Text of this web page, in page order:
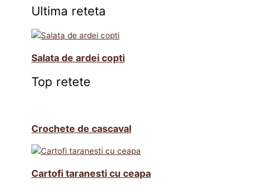
Ultima reteta
Salata de ardei copti
Top retete
Crochete de cascaval
Cartofi taranesti cu ceapa